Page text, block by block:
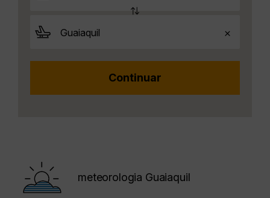
meteorologia Guaiaquil